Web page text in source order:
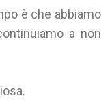
è che abbiamo
a non